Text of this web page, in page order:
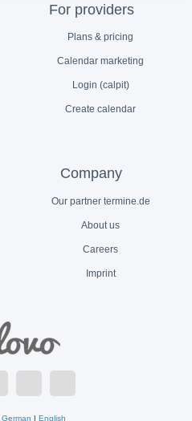
For providers
Plans & pricing
Calendar marketing
Login (calpit)
Create calendar
Company
Our partner termine.de
About us
Careers
Imprint
German | English